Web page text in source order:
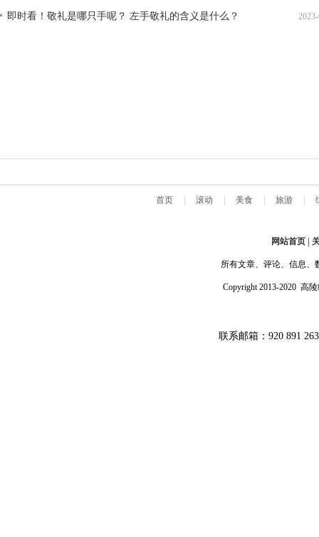
即时看！敬礼是哪只手呢？ 左手敬礼的含义是什么？
首页 滚动 美食 旅游
网站首页 |
所有文章、评论、信息、
Copyright 2013-2020 高
联系邮箱：920 891